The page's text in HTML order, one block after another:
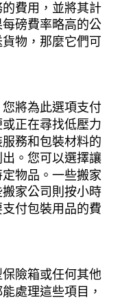
費用，並將其計
磅費率略高的公
物，那麼它們可
將為此選項支付
正在尋找低壓力
務和包裝材料的
。您可以選擇讓
物品。一些搬家
家公司則按小時
付包裝用品的費
險箱或任何其他
處理這些項目，